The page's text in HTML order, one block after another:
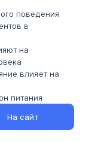
поведения
в
на
влияет на
питания
На сайт